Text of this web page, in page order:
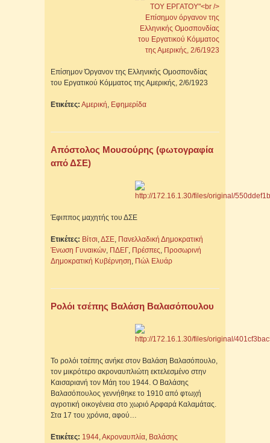
Επίσημον Όργανον της Ελληνικής Ομοσπονδίας
του Εργατικού Κόμματος της Αμερικής, 2/6/1923
Ετικέτες: Αμερική, Εφημερίδα
Απόστολος Μουσούρης (φωτογραφία
από ΔΣΕ)
Έφιππος μαχητής του ΔΣΕ
Ετικέτες: Βίτσι,ΔΣΕ, Πανελλαδική Δημοκρατική
Ένωση Γυναικών, ΠΔΕΓ, Πρέσπες, Προσωρινή
Δημοκρατική Κυβέρνηση, Πώλ Ελυάρ
Ρολόι τσέπης Βαλάση Βαλασόπουλου
Το ρολόι τσέπης ανήκε στον Βαλάση Βαλασόπουλο,
τον μικρότερο ακροναυπλιώτη εκτελεσμένο στην
Καισαριανή τον Μάη του 1944. Ο Βαλάσης
Βαλασόπουλος γεννήθηκε το 1910 από φτωχή
αγροτική οικογένεια στο χωριό Αρφαρά Καλαμάτας.
Στα 17 του χρόνια, αφού…
Ετικέτες: 1944,Ακροναυπλία, Βαλάσης